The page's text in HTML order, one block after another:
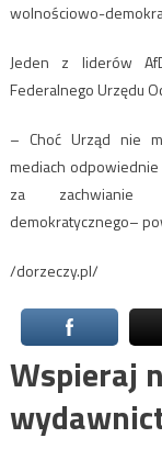
wolnościowo-
Jeden z liderów
Federalnego Urzędu
– Choć Urząd nie
mediach
za zachwianie
demokratycznego–
/dorzeczy.pl/
Wspieraj